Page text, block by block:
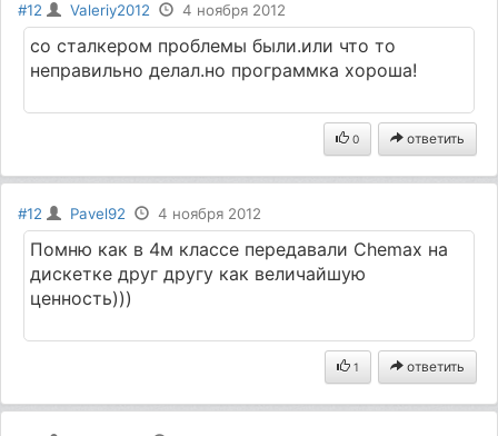
#12 Valeriy2012 4 ноября 2012
со сталкером проблемы были.или что то
неправильно делал.но программка хороша!
0 ответить
#12 Pavel92 4 ноября 2012
Помню как в 4м классе передавали Chemax на
дискетке друг другу как величайшую
ценность)))
1 ответить